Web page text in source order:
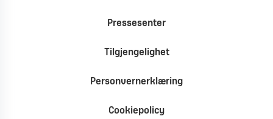
Pressesenter
Tilgjengelighet
Personvernerklæring
Cookiepolicy